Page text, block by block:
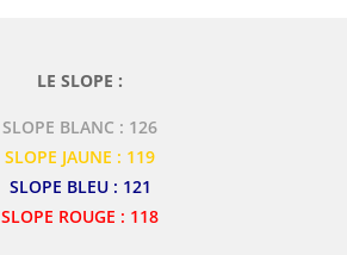
LE SLOPE :
SLOPE BLANC : 126
SLOPE JAUNE : 119
SLOPE BLEU : 121
SLOPE ROUGE : 118